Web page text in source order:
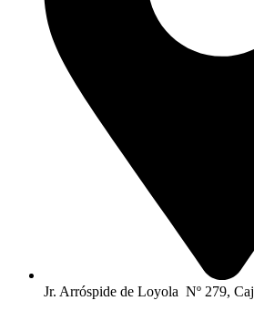
Jr. Arróspide de Loyola Nº 279,